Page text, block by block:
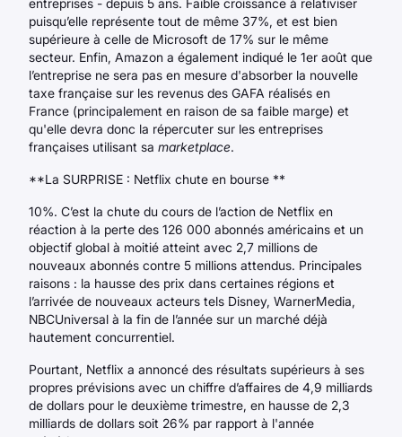
entreprises - depuis 5 ans. Faible croissance à relativiser
puisqu’elle représente tout de même 37%, et est bien
supérieure à celle de Microsoft de 17% sur le même
secteur. Enfin, Amazon a également indiqué le 1er août que
l’entreprise ne sera pas en mesure d'absorber la nouvelle
taxe française sur les revenus des GAFA réalisés en
France (principalement en raison de sa faible marge) et
qu'elle devra donc la répercuter sur les entreprises
françaises utilisant sa marketplace.
**La SURPRISE : Netflix chute en bourse **
10%. C’est la chute du cours de l’action de Netflix en
réaction à la perte des 126 000 abonnés américains et un
objectif global à moitié atteint avec 2,7 millions de
nouveaux abonnés contre 5 millions attendus. Principales
raisons : la hausse des prix dans certaines régions et
l’arrivée de nouveaux acteurs tels Disney, WarnerMedia,
NBCUniversal à la fin de l’année sur un marché déjà
hautement concurrentiel.
Pourtant, Netflix a annoncé des résultats supérieurs à ses
propres prévisions avec un chiffre d’affaires de 4,9 milliards
de dollars pour le deuxième trimestre, en hausse de 2,3
milliards de dollars soit 26% par rapport à l'année